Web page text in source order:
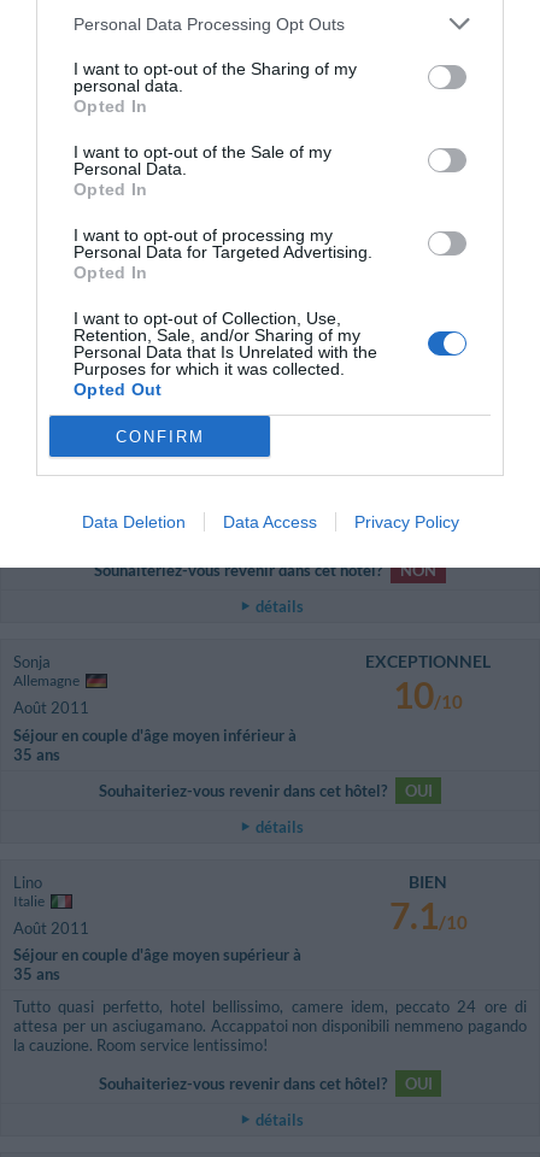
Personal Data Processing Opt Outs
I want to opt-out of the Sharing of my
personal data.
Opted In
I want to opt-out of the Sale of my
Personal Data.
Opted In
I want to opt-out of processing my
Personal Data for Targeted Advertising.
Opted In
I want to opt-out of Collection, Use,
Retention, Sale, and/or Sharing of my
Personal Data that Is Unrelated with the
Purposes for which it was collected.
Opted Out
CONFIRM
Data Deletion Data Access Privacy Policy
Février 2015
Séjour d'affaires
Souhaiteriez-vous revenir dans cet hôtel?
Octobre 2012
Séjours de loisirs avec amis/collegues
/10
détails
Séjour en couple d'âge moyen supérieur à
35 ans
As mentioned in the web page, the WI- FI was not free and not available in
the rooms.
Souhaiteriez-vous revenir dans cet hôtel?
NON
détails
Sonja
Allemagne
Août 2011
Séjour en couple d'âge moyen inférieur à
35 ans
EXCEPTIONNEL
10/10
Souhaiteriez-vous revenir dans cet hôtel?
OUI
détails
Lino
Italie
Août 2011
Séjour en couple d'âge moyen supérieur à
35 ans
BIEN
7.1/10
Tutto quasi perfetto, hotel bellissimo, camere idem, peccato 24 ore di
attesa per un asciugamano. Accappatoi non disponibili nemmeno pagando
la cauzione. Room service lentissimo!
Souhaiteriez-vous revenir dans cet hôtel?
OUI
détails